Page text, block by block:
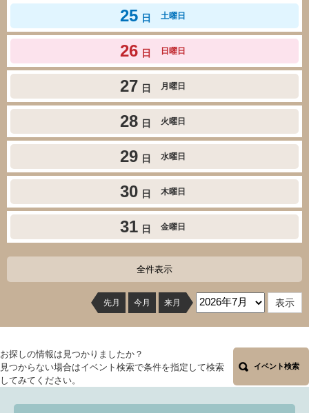
25 日 土曜日
26 日 日曜日
27 日 月曜日
28 日 火曜日
29 日 水曜日
30 日 木曜日
31 日 金曜日
全件表示
先月 今月 来月
お探しの情報は見つかりましたか？
見つからない場合はイベント検索で条件を指定して検索
してみてください。
イベント検索